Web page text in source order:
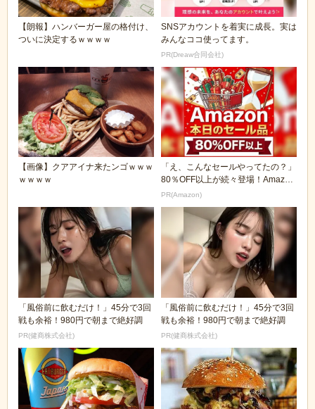
【朗報】ハンバーガー屋の格付け、
ついに決定するｗｗｗｗ
SNSアカウントを着実に成長。実は
みんなココ使ってます。
PR(Dreaw合同会社)
【画像】クアアイナ来たンゴｗｗｗ
ｗｗｗｗ
「え、こんなセールやってたの？」
80％OFF以上が続々登場！Amazon
の本気が...
PR(Amazon)
「風俗前に飲むだけ！」45分で3回
戦も余裕！980円で朝まで絶好調
PR(健商株式会社)
「風俗前に飲むだけ！」45分で3回
戦も余裕！980円で朝まで絶好調
PR(健商株式会社)